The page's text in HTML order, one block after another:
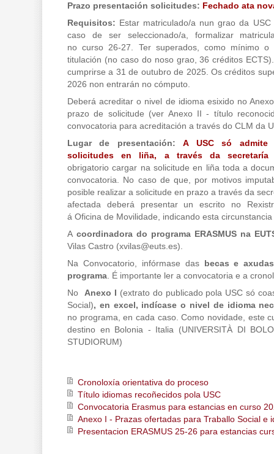
Prazo presentación solicitudes: Fechado ata
Requisitos: Estar matriculado/a nun grao da
caso de ser seleccionado/a, formalizar
no curso 26-27. Ter superados, como mínimo
titulación (no caso do noso grao, 36 créditos
cumprirse a 31 de outubro de 2025. Os créditos
2026 non entrarán no cómputo.
Deberá acreditar o nivel de idioma esixido no
prazo de solicitude (ver Anexo II - título
convocatoria para acreditación a través do CLM da
Lugar de presentación:A USC só admite
solicitudes en liña, a través da secretaría
obrigatorio cargar na solicitude en liña toda a
convocatoria. No caso de que, por motivos
posible realizar a solicitude en prazo a través da
afectada deberá presentar un escrito no
á Oficina de Movilidade, indicando esta
A coordinadora do programa ERASMUS na
Vilas Castro (xvilas@euts.es).
Na Convocatorio, infórmase dasbecas e
programa . É importante ler a convocatoria e a
No
Anexo I (extrato do publicado pola USC só
Social), en excel, indícase o nivel de idioma
no programa, en cada caso. Como novidade, este
destino en Bolonia - Italia (UNIVERSITÀ DI
STUDIORUM)
Cronoloxía orientativa do proceso
Título idiomas recoñecidos pola USC
Convocatoria Erasmus para estancias en curso
Anexo I - Prazas ofertadas para Traballo Social e
Presentacion ERASMUS 25-26 para estancias